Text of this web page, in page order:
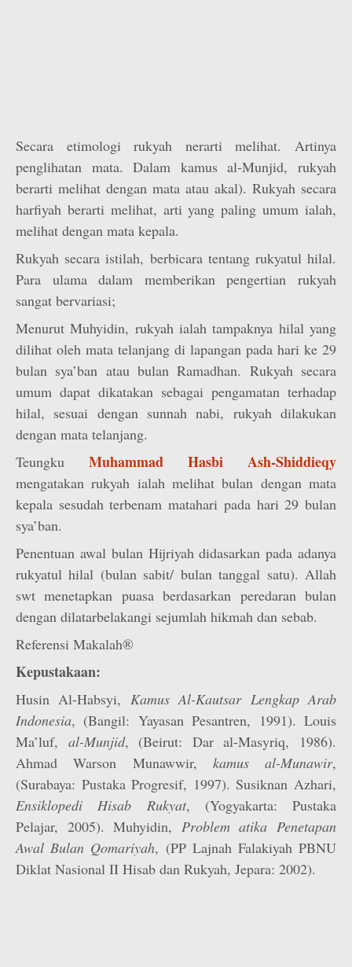
Secara etimologi rukyah nerarti melihat. Artinya
penglihatan mata. Dalam kamus al-Munjid, rukyah
berarti melihat dengan mata atau akal). Rukyah secara
harfiyah berarti melihat, arti yang paling umum ialah,
melihat dengan mata kepala.
Rukyah secara istilah, berbicara tentang rukyatul hilal.
Para ulama dalam memberikan pengertian rukyah
sangat bervariasi;
Menurut Muhyidin, rukyah ialah tampaknya hilal yang
dilihat oleh mata telanjang di lapangan pada hari ke 29
bulan sya’ban atau bulan Ramadhan. Rukyah secara
umum dapat dikatakan sebagai pengamatan terhadap
hilal, sesuai dengan sunnah nabi, rukyah dilakukan
dengan mata telanjang.
Teungku Muhammad Hasbi Ash-Shiddieqy
mengatakan rukyah ialah melihat bulan dengan mata
kepala sesudah terbenam matahari pada hari 29 bulan
sya’ban.
Penentuan awal bulan Hijriyah didasarkan pada adanya
rukyatul hilal (bulan sabit/ bulan tanggal satu). Allah
swt menetapkan puasa berdasarkan peredaran bulan
dengan dilatarbelakangi sejumlah hikmah dan sebab.
Referensi Makalah®
Kepustakaan:
Husin Al-Habsyi, Kamus Al-Kautsar Lengkap Arab
Indonesia, (Bangil: Yayasan Pesantren, 1991). Louis
Ma’luf, al-Munjid, (Beirut: Dar al-Masyriq, 1986).
Ahmad Warson Munawwir, kamus al-Munawir,
(Surabaya: Pustaka Progresif, 1997). Susiknan Azhari,
Ensiklopedi Hisab Rukyat, (Yogyakarta: Pustaka
Pelajar, 2005). Muhyidin, Problem atika Penetapan
Awal Bulan Qomariyah, (PP Lajnah Falakiyah PBNU
Diklat Nasional II Hisab dan Rukyah, Jepara: 2002).